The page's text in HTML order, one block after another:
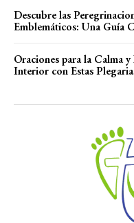
Descubre las
Emblemáticos: Una Guía
Oraciones para la Calma
Interior con Estas